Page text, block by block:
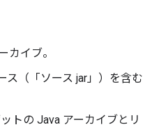
カイブ。
ス（「ソース jar」）を含む
トの Java アーカイブとリ